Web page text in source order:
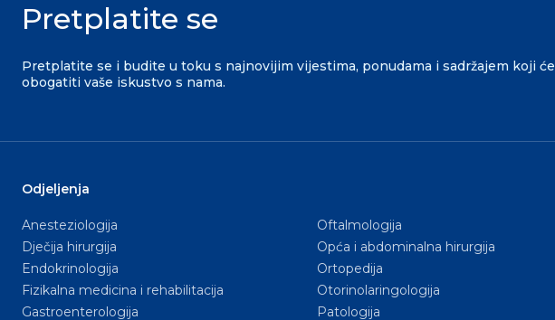
Pretplatite se
Pretplatite se i budite u toku s najnovijim vijestima, ponudama i sadržajem koji će
obogatiti vaše iskustvo s nama.
Odjeljenja
Anesteziologija
Dječija hirurgija
Endokrinologija
Fizikalna medicina i rehabilitacija
Gastroenterologija
Oftalmologija
Opća i abdominalna hirurgija
Ortopedija
Otorinolaringologija
Patologija